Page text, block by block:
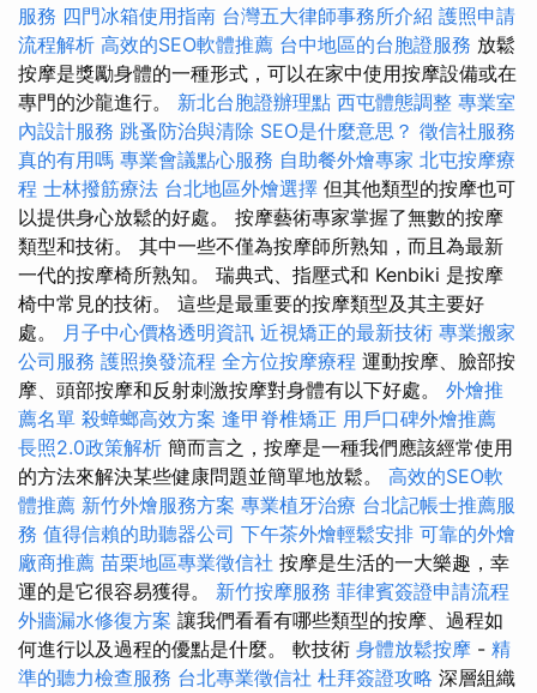
服務 四門冰箱使用指南 台灣五大律師事務所介紹 護照申請
流程解析 高效的SEO軟體推薦 台中地區的台胞證服務 放鬆
按摩是獎勵身體的一種形式，可以在家中使用按摩設備或在
專門的沙龍進行。 新北台胞證辦理點 西屯體態調整 專業室
內設計服務 跳蚤防治與清除 SEO是什麼意思？ 徵信社服務
真的有用嗎 專業會議點心服務 自助餐外燴專家 北屯按摩療
程 士林撥筋療法 台北地區外燴選擇 但其他類型的按摩也可
以提供身心放鬆的好處。 按摩藝術專家掌握了無數的按摩
類型和技術。 其中一些不僅為按摩師所熟知，而且為最新
一代的按摩椅所熟知。 瑞典式、指壓式和 Kenbiki 是按摩
椅中常見的技術。 這些是最重要的按摩類型及其主要好
處。 月子中心價格透明資訊 近視矯正的最新技術 專業搬家
公司服務 護照換發流程 全方位按摩療程 運動按摩、臉部按
摩、頭部按摩和反射刺激按摩對身體有以下好處。 外燴推
薦名單 殺蟑螂高效方案 逢甲脊椎矯正 用戶口碑外燴推薦
長照2.0政策解析 簡而言之，按摩是一種我們應該經常使用
的方法來解決某些健康問題並簡單地放鬆。 高效的SEO軟
體推薦 新竹外燴服務方案 專業植牙治療 台北記帳士推薦服
務 值得信賴的助聽器公司 下午茶外燴輕鬆安排 可靠的外燴
廠商推薦 苗栗地區專業徵信社 按摩是生活的一大樂趣，幸
運的是它很容易獲得。 新竹按摩服務 菲律賓簽證申請流程
外牆漏水修復方案 讓我們看看有哪些類型的按摩、過程如
何進行以及過程的優點是什麼。 軟技術 身體放鬆按摩 - 精
準的聽力檢查服務 台北專業徵信社 杜拜簽證攻略 深層組織